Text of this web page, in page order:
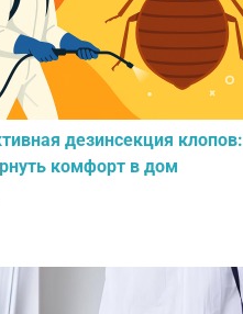
дезинсекция клопов:
комфорт в дом